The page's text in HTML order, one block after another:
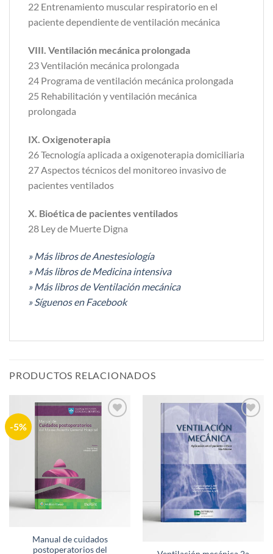
22 Entrenamiento muscular respiratorio en el
paciente dependiente de ventilación mecánica
VIII. Ventilación mecánica prolongada
23 Ventilación mecánica prolongada
24 Programa de ventilación mecánica prolongada
25 Rehabilitación y ventilación mecánica
prolongada
IX. Oxigenoterapia
26 Tecnología aplicada a oxigenoterapia domiciliaria
27 Aspectos técnicos del monitoreo invasivo de
pacientes ventilados
X. Bioética de pacientes ventilados
28 Ley de Muerte Digna
» Más libros de Anestesiología
» Más libros de Medicina intensiva
» Más libros de Ventilación mecánica
» Síguenos en Facebook
PRODUCTOS RELACIONADOS
-5%
Manual de cuidados
postoperatorios del
Añadir
a la